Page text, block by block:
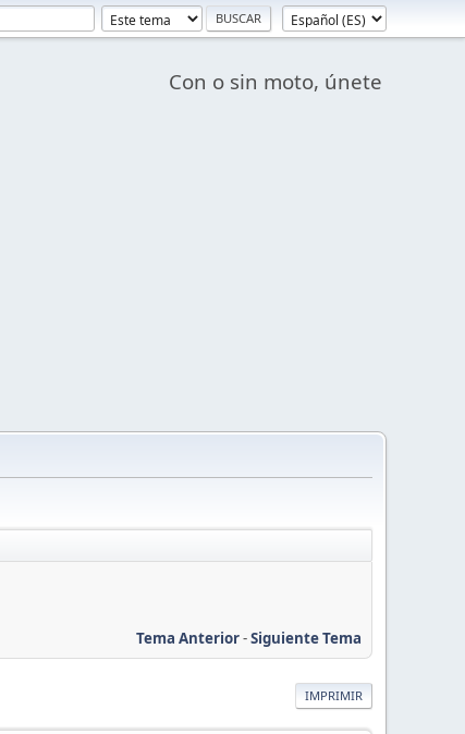
Con o sin moto, únete
Tema Anterior-Siguiente Tema
IMPRIMIR